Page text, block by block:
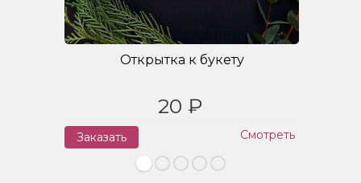
Открытка к букету
20 ₽
Заказать Смотреть